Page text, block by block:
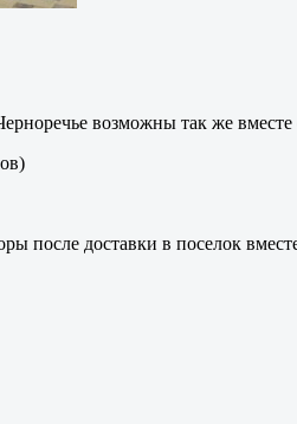
возможны так же вместе
после доставки в поселок